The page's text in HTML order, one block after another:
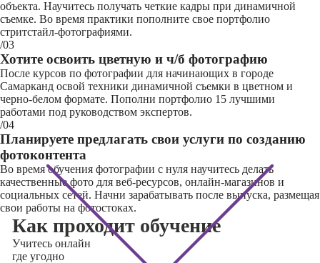
объекта. Научитесь получать четкие кадры при динамичной
съемке. Во время практики пополните свое портфолио
стритстайл-фотографиями.
/03
Хотите освоить цветную и ч/б фотографию
После курсов по фотографии для начинающих в городе
Самарканд освой техники динамичной съемки в цветном и
черно-белом формате. Пополни портфолио 15 лучшими
работами под руководством экспертов.
/04
Планируете предлагать свои услуги по созданию
фотоконтента
Во время обучения фотографии с нуля научитесь делать
качественные фото для веб-ресурсов, онлайн-магазинов и
социальных сетей. Начни зарабатывать после выпуска, размещая
свои работы на фотостоках.
Как проходит обучение
Учитесь онлайн
где угодно